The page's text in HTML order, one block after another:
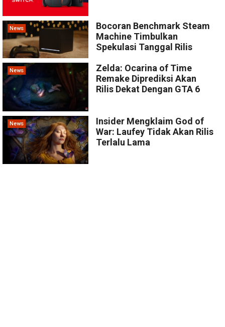
News
Bocoran Benchmark Steam
Machine Timbulkan
Spekulasi Tanggal Rilis
News
Zelda: Ocarina of Time
Remake Diprediksi Akan
Rilis Dekat Dengan GTA 6
News
Insider Mengklaim God of
War: Laufey Tidak Akan Rilis
Terlalu Lama